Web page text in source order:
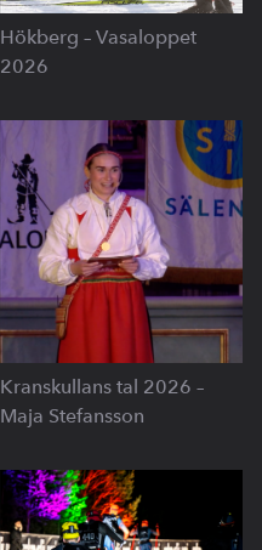
Hökberg – Vasaloppet
2026
Kranskullans tal 2026 –
Maja Stefansson